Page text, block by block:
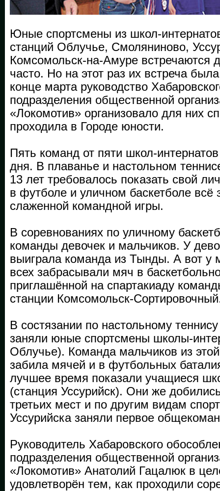
Юные спортсмены из школ-
станций Облучье, Смоляниново,
Комсомольск-на-Амуре встречаются
часто. Но на этот раз их встреча
конце марта руководство
подразделения общественной
«Локомотив» организовало для них
проходила в Городе юности.
Пять команд от пяти школ-
дня. В плаванье и настольном
13 лет требовалось показать свой
в футболе и уличном баскетболе всё
слаженной командной игры.
В соревнованиях по уличному
команды девочек и мальчиков. У
выиграла команда из Тынды. А вот у
всех забрасывали мяч в
приглашённой на спартакиаду
станции Комсомольск-
В состязании по настольному
заняли юные спортсмены школы-
Облучье). Команда мальчиков из
забила мячей и в футбольных
лучшее время показали учащиеся
(станция Уссурийск). Они же
третьих мест и по другим видам
Уссурийска заняли первое
Руководитель Хабаровского
подразделения общественной
«Локомотив» Анатолий Гацалюк в
удовлетворён тем, как проходили